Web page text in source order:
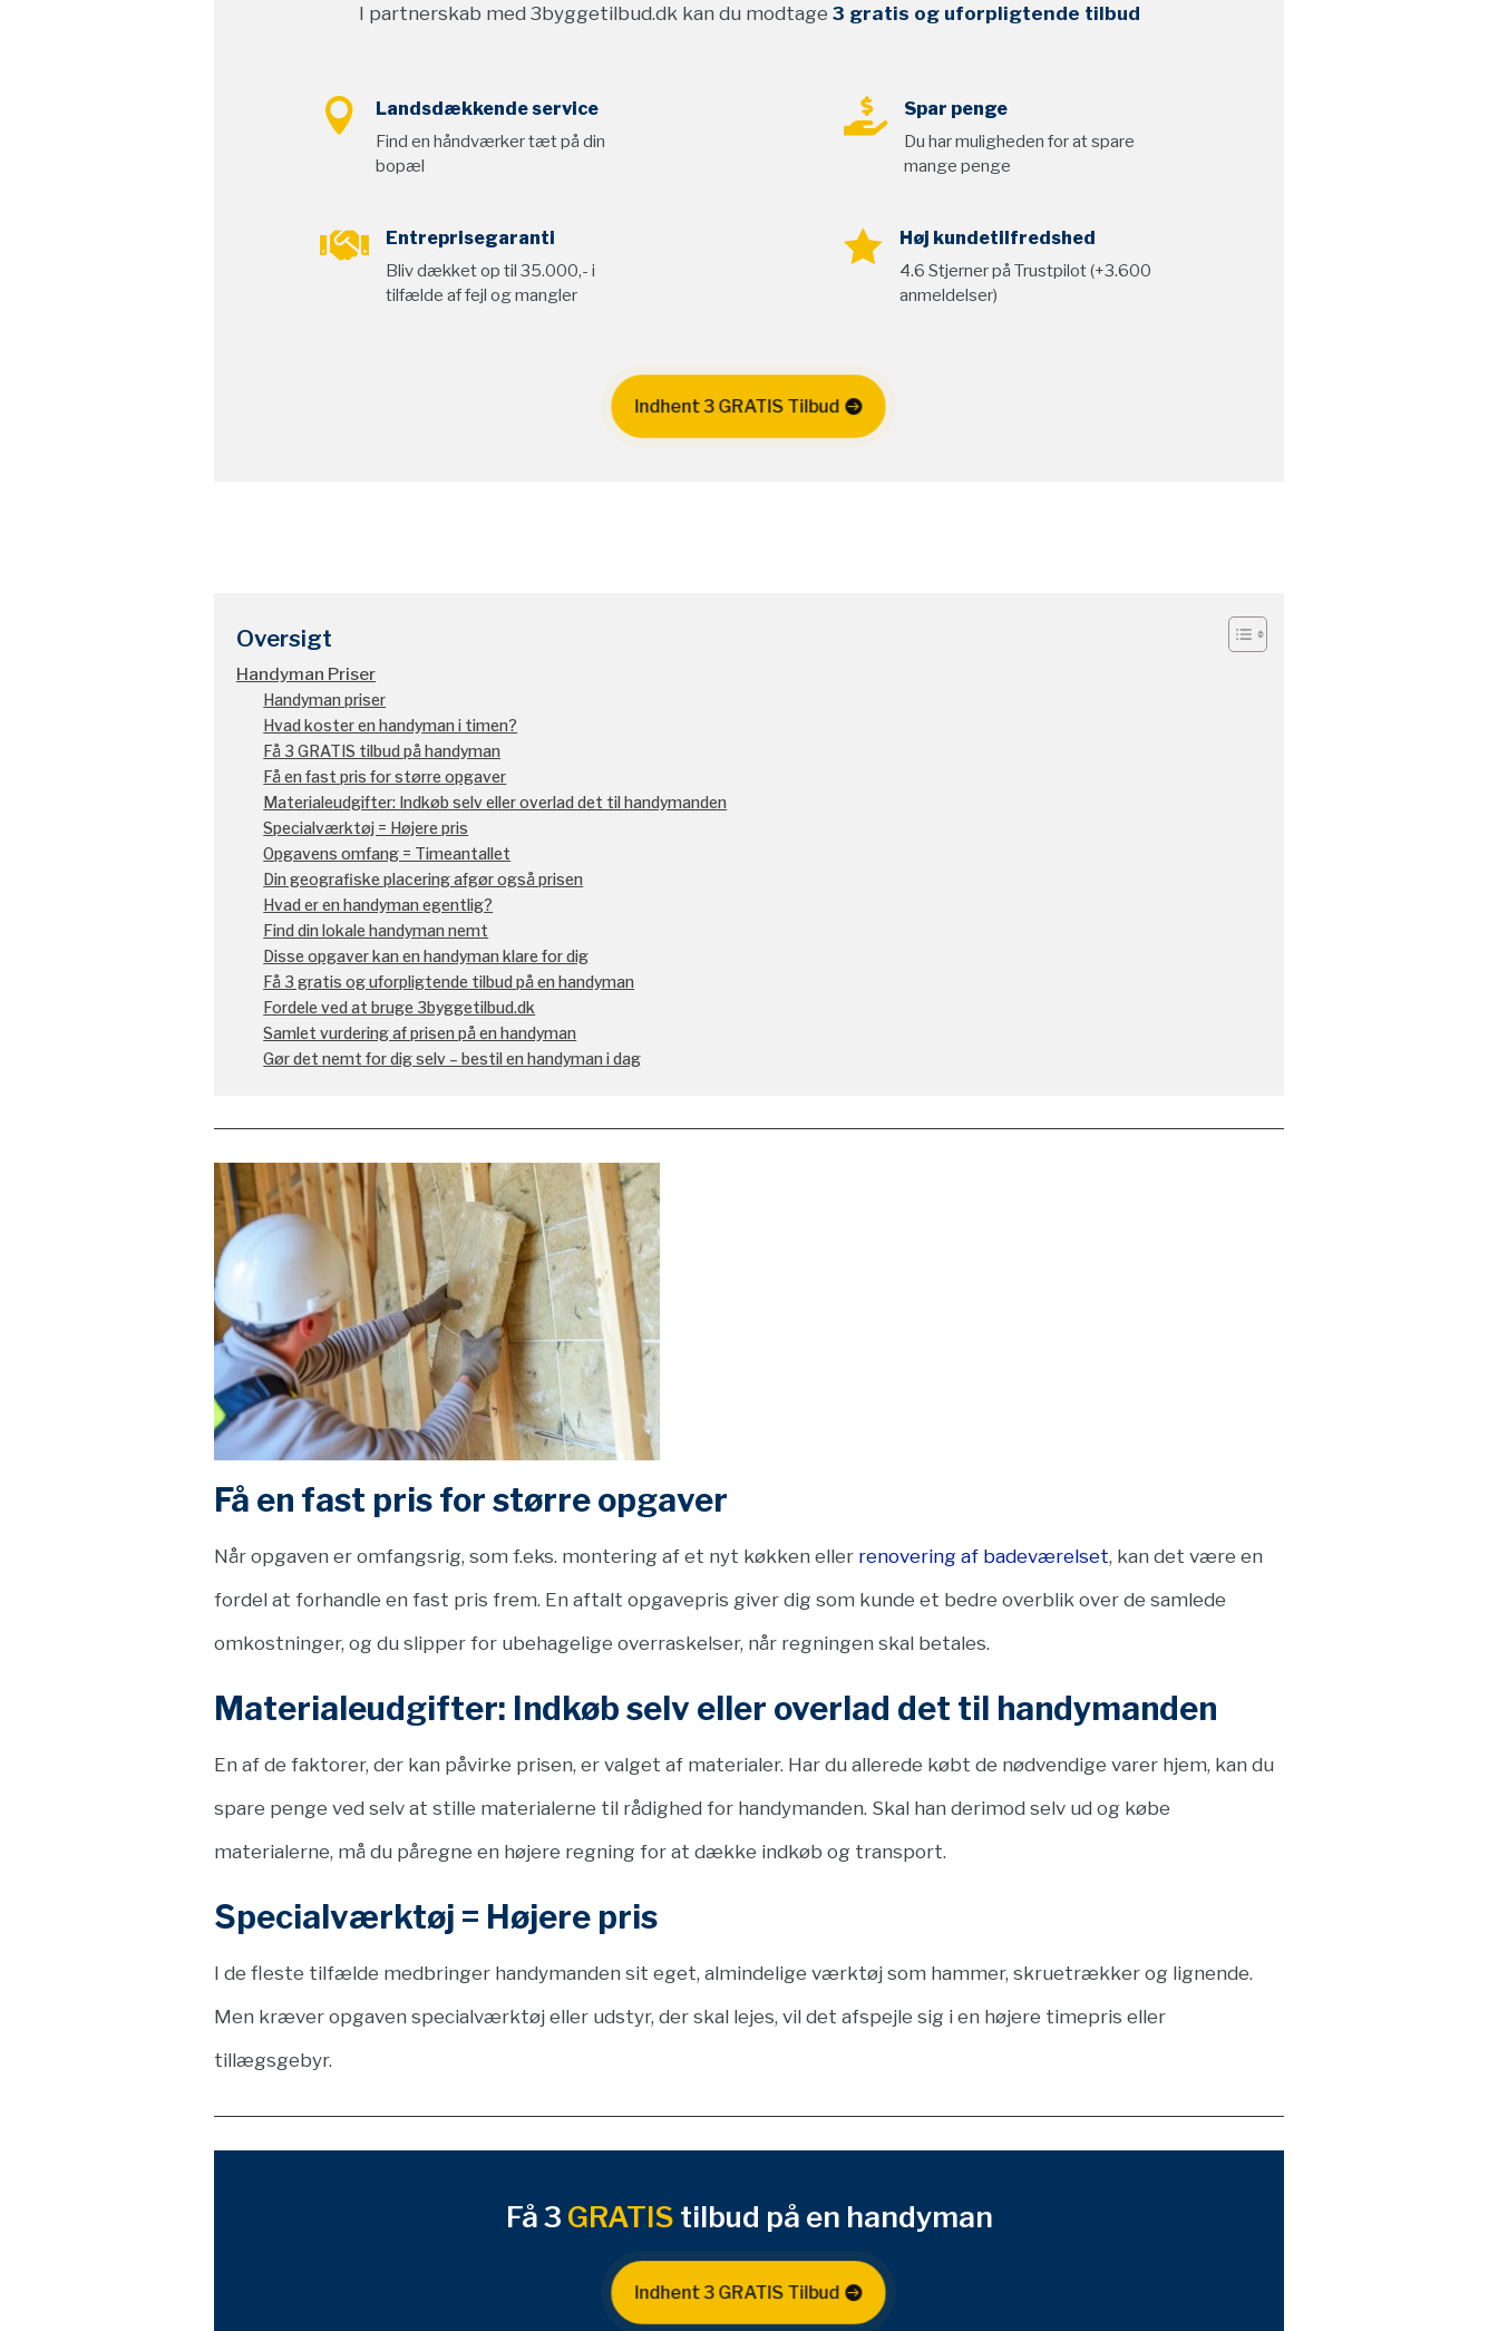
I partnerskab med 3byggetilbud.dk kan du modtage 3 gratis og uforpligtende tilbud
 Landsdækkende service
Find en håndværker tæt på din
bopæl
 Spar penge
Du har muligheden for at spare
mange penge
 Entreprisegaranti
Bliv dækket op til 35.000,- i
tilfælde af fejl og mangler
 Høj kundetilfredshed
4.6 Stjerner på Trustpilot (+3.600
anmeldelser)
Indhent 3 GRATIS Tilbud
Oversigt
Handyman Priser
Handyman priser
Hvad koster en handyman i timen?
Få 3 GRATIS tilbud på handyman
Få en fast pris for større opgaver
Materialeudgifter: Indkøb selv eller overlad det til handymanden
Specialværktøj = Højere pris
Opgavens omfang = Timeantallet
Din geografiske placering afgør også prisen
Hvad er en handyman egentlig?
Find din lokale handyman nemt
Disse opgaver kan en handyman klare for dig
Få 3 gratis og uforpligtende tilbud på en handyman
Fordele ved at bruge 3byggetilbud.dk
Samlet vurdering af prisen på en handyman
Gør det nemt for dig selv – bestil en handyman i dag
Få en fast pris for større opgaver
Når opgaven er omfangsrig, som f.eks. montering af et nyt køkken eller renovering af badeværelset, kan det være en
fordel at forhandle en fast pris frem. En aftalt opgavepris giver dig som kunde et bedre overblik over de samlede
omkostninger, og du slipper for ubehagelige overraskelser, når regningen skal betales.
Materialeudgifter: Indkøb selv eller overlad det til handymanden
En af de faktorer, der kan påvirke prisen, er valget af materialer. Har du allerede købt de nødvendige varer hjem, kan du
spare penge ved selv at stille materialerne til rådighed for handymanden. Skal han derimod selv ud og købe
materialerne, må du påregne en højere regning for at dække indkøb og transport.
Specialværktøj = Højere pris
I de fleste tilfælde medbringer handymanden sit eget, almindelige værktøj som hammer, skruetrækker og lignende.
Men kræver opgaven specialværktøj eller udstyr, der skal lejes, vil det afspejle sig i en højere timepris eller
tillægsgebyr.
Få 3 GRATIS tilbud på en handyman
Indhent 3 GRATIS Tilbud